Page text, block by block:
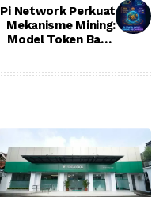
Pi Network Perkuat
Mekanisme Mining:
Model Token Baru,